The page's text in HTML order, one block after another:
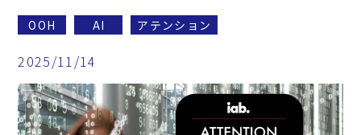
OOH AI アテンション
2025/11/14